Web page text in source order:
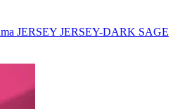
JERSEY JERSEY-DARK SAGE